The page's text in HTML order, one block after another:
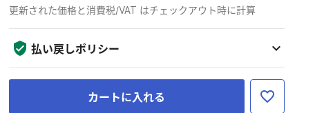
更新された価格と消費税/VAT はチェックアウト時に計算
払い戻しポリシー
カートに入れる